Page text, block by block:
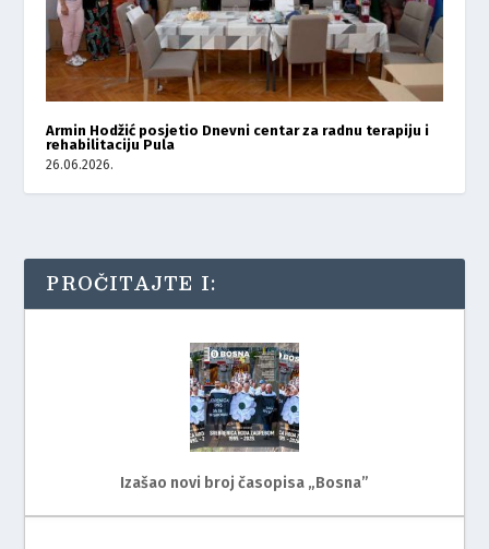
Armin Hodžić posjetio Dnevni centar za radnu terapiju i
rehabilitaciju Pula
26.06.2026.
PROČITAJTE I:
Izašao novi broj časopisa „Bosna”